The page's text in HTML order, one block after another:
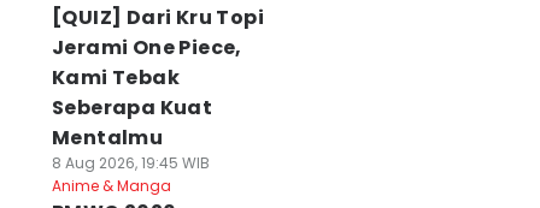
[QUIZ] Dari Kru Topi
Jerami One Piece,
Kami Tebak
Seberapa Kuat
Mentalmu
8 Aug 2026, 19:45 WIB
Anime & Manga